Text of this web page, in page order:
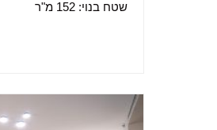
שטח בנוי: 152 מ"ר